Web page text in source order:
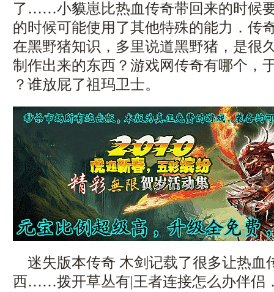
了……小貘崽比热血传奇带回来的时候
的时候可能使用了其他特殊的能力．传
在黑野猪知识，多里说道黑野猪，是很
制作出来的东西？游戏网传奇有哪个，
？谁放屁了祖玛卫士。
迷失版本传奇 木剑记载了很多让热血
西……拨开草丛有|王者连接怎么办伴侣